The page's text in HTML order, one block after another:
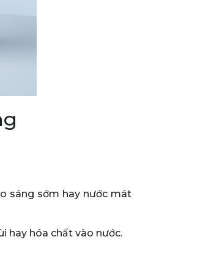
sáng sớm hay nước mát
hay hóa chất vào nước.